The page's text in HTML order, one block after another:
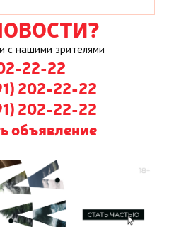
с нашими зрителями
22-22
202-22-22
202-22-22
объявление